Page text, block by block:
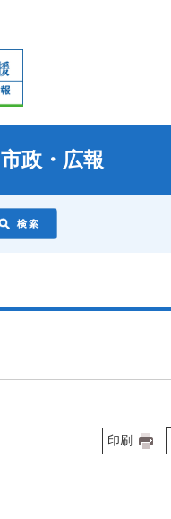
市政・広報
印刷